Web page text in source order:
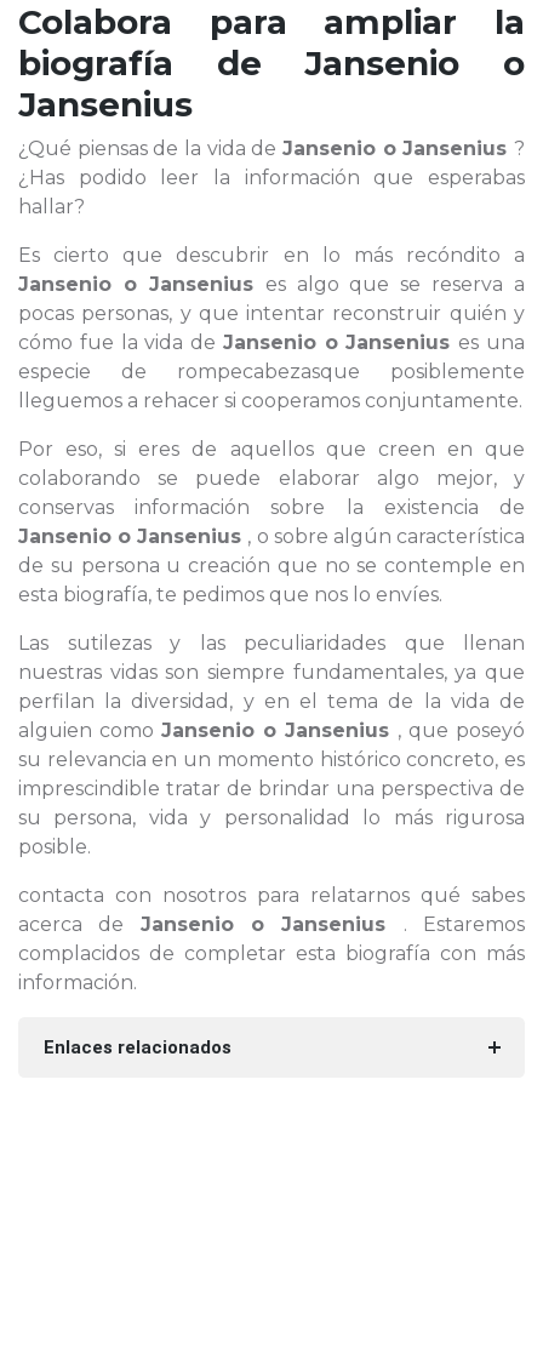
Colabora para ampliar la
biografía deJansenio o
Jansenius
¿Qué piensas de la vida de Jansenio o Jansenius ?
¿Has podido leer la información que esperabas
hallar?
Es cierto que descubrir en lo más recóndito a
Jansenio o Jansenius es algo que se reserva a
pocas personas, y que intentar reconstruir quién y
cómo fue la vida de Jansenio o Jansenius es una
especie de rompecabezasque posiblemente
lleguemos a rehacer si cooperamos conjuntamente.
Por eso, si eres de aquellos que creen en que
colaborando se puede elaborar algo mejor, y
conservas información sobre la existencia de
Jansenio o Jansenius , o sobre algún característica
de su persona u creación que no se contemple en
esta biografía, te pedimos que nos lo envíes.
Las sutilezas y las peculiaridades que llenan
nuestras vidas son siempre fundamentales, ya que
perfilan la diversidad, y en el tema de la vida de
alguien como Jansenio o Jansenius , que poseyó
su relevancia en un momento histórico concreto, es
imprescindible tratar de brindar una perspectiva de
su persona, vida y personalidad lo más rigurosa
posible.
contacta con nosotros para relatarnos qué sabes
acerca de Jansenio o Jansenius . Estaremos
complacidos de completar esta biografía con más
información.
Enlaces relacionados